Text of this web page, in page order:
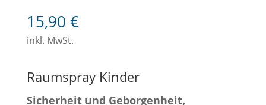
15,90 €
inkl. MwSt.
Raumspray Kinder
Sicherheit und Geborgenheit,